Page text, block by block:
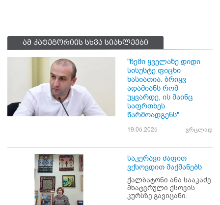
ამ კატეგორიის სხვა სიახლეები
"ჩემი ყველაზე დიდი
სისუსტე ფიცხი
ხასიათია. ბრიყვ
ადამიანს რომ
უყვარდე, ის მაინც
საფრთხეს
წარმოადგენს"
19.05.2025 ვრცლად
საკერავი ძაფით
ვქსოვდით მაქმანებს
ქალბატონი ანა სააკაძე
მხატვრული ქსოვის
კურსზე გავიცანი.